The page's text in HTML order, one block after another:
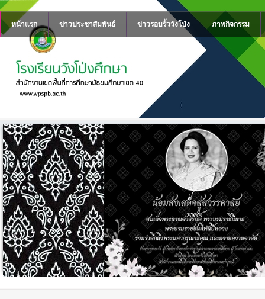
หน้าแรก ข่าวประชาสัมพันธ์ ข่าวรอบรั้ววังโป่ง ภาพกิจกรรม